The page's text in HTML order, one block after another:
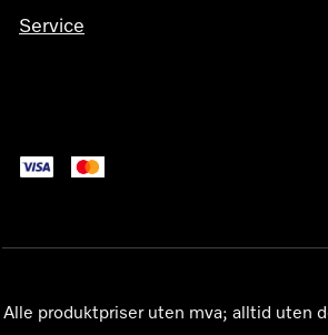
Service
Alle produktpriser uten mva; alltid uten